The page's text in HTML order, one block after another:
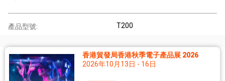
產品型號: T200
香港貿發局香港秋季電子產品展 2026
2026年10月13日 - 16日